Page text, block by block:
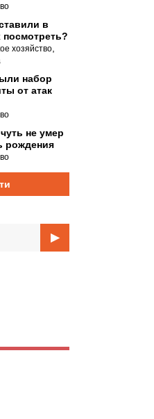
в
посмотреть?
хозяйство
набор
от атак
не умер
рождения